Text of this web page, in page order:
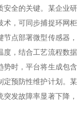
安全的关键。某企业研
术，可同步捕捉环网柜
点部署微型传感器，
度，结合工艺流程数据
势时，平台将生成包含
定预防性维护计划。某
发故障率显著下降，